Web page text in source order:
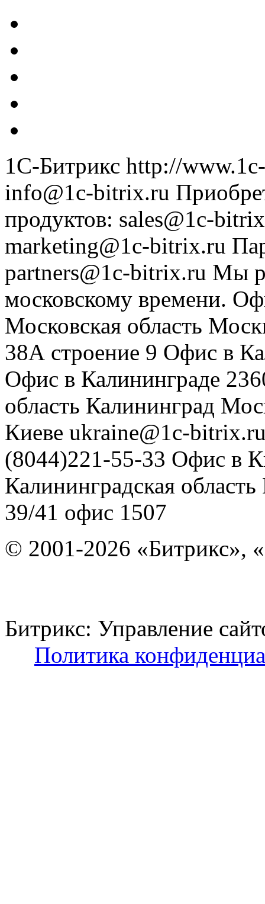
1С-Битрикс http://
info@1c-bitrix.ru
продуктов: sales@1c-
marketing@1c-bitrix.ru
partners@1c-bitrix.ru Мы
московскому времени.
Московская область
38А строение 9 Офис в
Офис в Калининграде
область Калининград
Киеве ukraine@1c-
(8044)221-55-33 Офис в
Калининградская область
39/41 офис 1507
© 2001-2026 «Битрикс»,
Битрикс: Управление
Политика